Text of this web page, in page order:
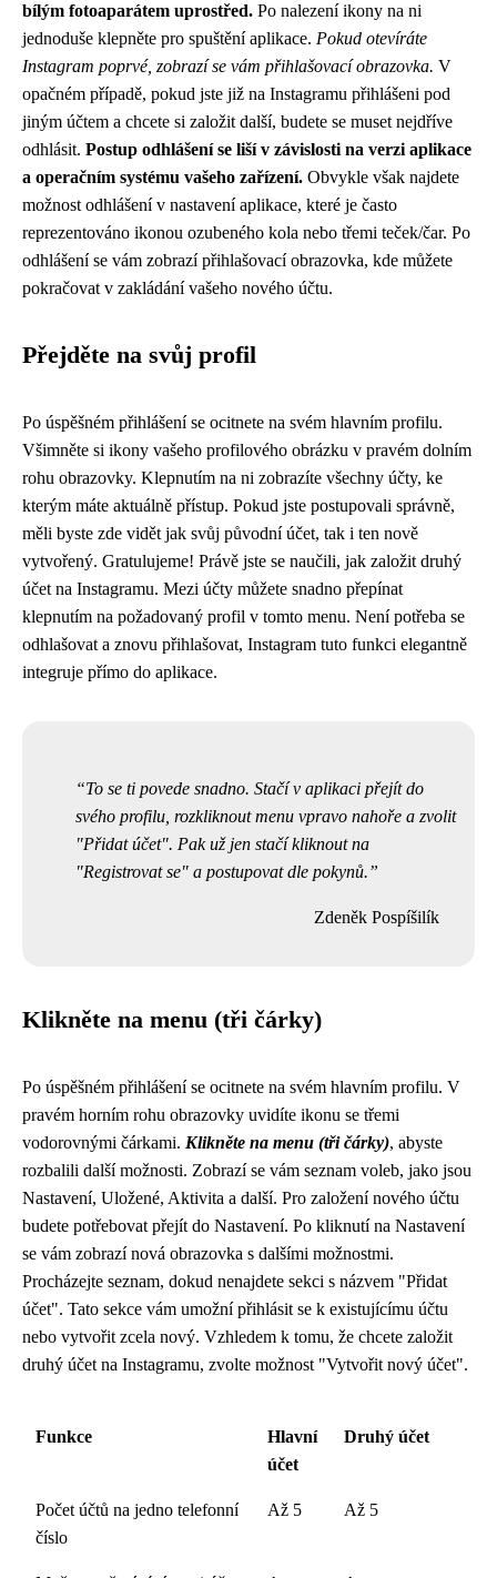
bílým fotoaparátem uprostřed. Po nalezení ikony na ni
jednoduše klepněte pro spuštění aplikace. Pokud otevíráte
Instagram poprvé, zobrazí se vám přihlašovací obrazovka. V
opačném případě, pokud jste již na Instagramu přihlášeni pod
jiným účtem a chcete si založit další, budete se muset nejdříve
odhlásit. Postup odhlášení se liší v závislosti na verzi aplikace
a operačním systému vašeho zařízení. Obvykle však najdete
možnost odhlášení v nastavení aplikace, které je často
reprezentováno ikonou ozubeného kola nebo třemi teček/čar. Po
odhlášení se vám zobrazí přihlašovací obrazovka, kde můžete
pokračovat v zakládání vašeho nového účtu.
Přejděte na svůj profil
Po úspěšném přihlášení se ocitnete na svém hlavním profilu.
Všimněte si ikony vašeho profilového obrázku v pravém dolním
rohu obrazovky. Klepnutím na ni zobrazíte všechny účty, ke
kterým máte aktuálně přístup. Pokud jste postupovali správně,
měli byste zde vidět jak svůj původní účet, tak i ten nově
vytvořený. Gratulujeme! Právě jste se naučili, jak založit druhý
účet na Instagramu. Mezi účty můžete snadno přepínat
klepnutím na požadovaný profil v tomto menu. Není potřeba se
odhlašovat a znovu přihlašovat, Instagram tuto funkci elegantně
integruje přímo do aplikace.
To se ti povede snadno. Stačí v aplikaci přejít do
svého profilu, rozkliknout menu vpravo nahoře a zvolit
"Přidat účet". Pak už jen stačí kliknout na
"Registrovat se" a postupovat dle pokynů.
Zdeněk Pospíšilík
Klikněte na menu (tři čárky)
Po úspěšném přihlášení se ocitnete na svém hlavním profilu. V
pravém horním rohu obrazovky uvidíte ikonu se třemi
vodorovnými čárkami. Klikněte na menu (tři čárky), abyste
rozbalili další možnosti. Zobrazí se vám seznam voleb, jako jsou
Nastavení, Uložené, Aktivita a další. Pro založení nového účtu
budete potřebovat přejít do Nastavení. Po kliknutí na Nastavení
se vám zobrazí nová obrazovka s dalšími možnostmi.
Procházejte seznam, dokud nenajdete sekci s názvem "Přidat
účet". Tato sekce vám umožní přihlásit se k existujícímu účtu
nebo vytvořit zcela nový. Vzhledem k tomu, že chcete založit
druhý účet na Instagramu, zvolte možnost "Vytvořit nový účet".
Funkce
Hlavní
účet
Druhý účet
Počet účtů na jedno telefonní
číslo
Až 5 Až 5